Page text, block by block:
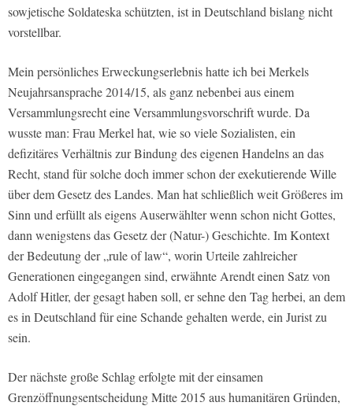
sowjetische Soldateska schützten, ist in Deutschland bislang nicht
vorstellbar.
Mein persönliches Erweckungserlebnis hatte ich bei Merkels
Neujahrsansprache 2014/15, als ganz nebenbei aus einem
Versammlungsrecht eine Versammlungsvorschrift wurde. Da
wusste man: Frau Merkel hat, wie so viele Sozialisten, ein
defizitäres Verhältnis zur Bindung des eigenen Handelns an das
Recht, stand für solche doch immer schon der exekutierende Wille
über dem Gesetz des Landes. Man hat schließlich weit Größeres im
Sinn und erfüllt als eigens Auserwählter wenn schon nicht Gottes,
dann wenigstens das Gesetz der (Natur-) Geschichte. Im Kontext
der Bedeutung der „rule of law“, worin Urteile zahlreicher
Generationen eingegangen sind, erwähnte Arendt einen Satz von
Adolf Hitler, der gesagt haben soll, er sehne den Tag herbei, an dem
es in Deutschland für eine Schande gehalten werde, ein Jurist zu
sein.
Der nächste große Schlag erfolgte mit der einsamen
Grenzöffnungsentscheidung Mitte 2015 aus humanitären Gründen,